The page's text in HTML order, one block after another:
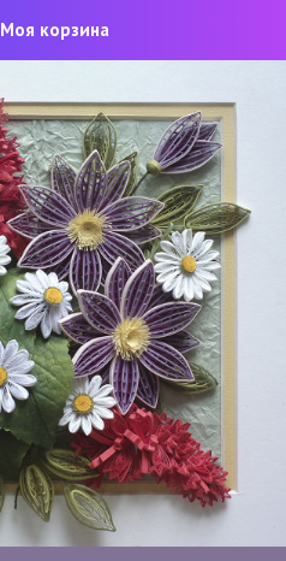
Моя корзина